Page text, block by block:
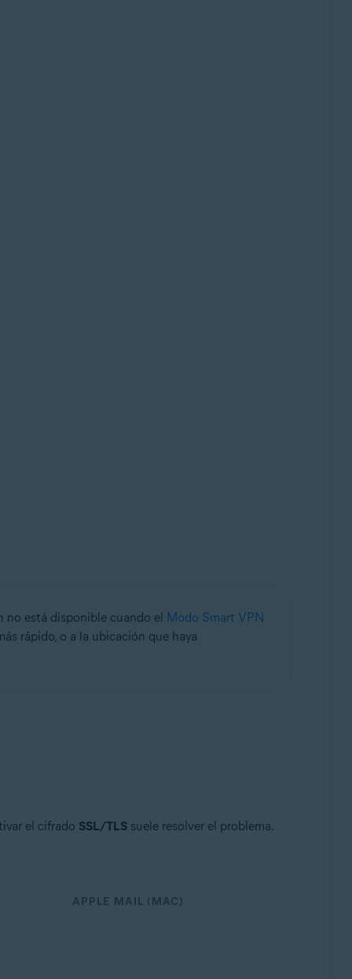
no está disponible cuando el Modo Smart VPN
rápido, o a la ubicación que haya
el cifrado SSL/TLSsuele resolver el problema.
APPLE MAIL (MAC)